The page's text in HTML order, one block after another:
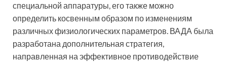
специальной аппаратуры, его также можно
определить косвенным образом по изменениям
различных физиологических параметров. ВАДА была
разработана дополнительная стратегия,
направленная на эффективное противодействие